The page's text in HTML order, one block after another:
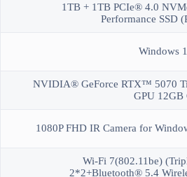
1TB + 1TB PCIe® 4.0
Performance SSD
Windows
NVIDIA® GeForce RTX™ 5070
GPU 12GB
1080P FHD IR Camera for
Wi-Fi 7(802.11be)
2*2+Bluetooth® 5.4